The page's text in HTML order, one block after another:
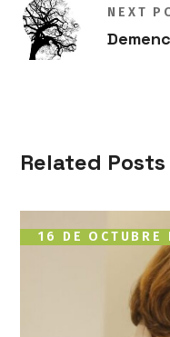
NEXT
Related Posts
16 DE OCTUBRE